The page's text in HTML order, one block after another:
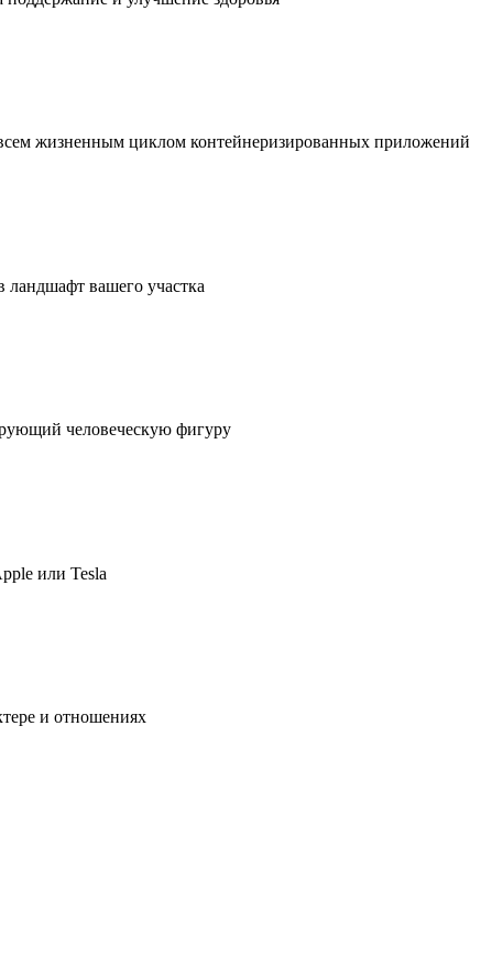
жизненным циклом контейнеризированных приложений
ландшафт вашего участка
человеческую фигуру
или Tesla
и отношениях